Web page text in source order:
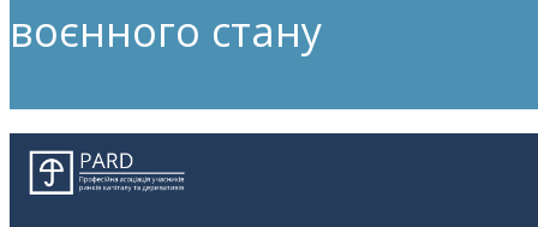
воєнного стану